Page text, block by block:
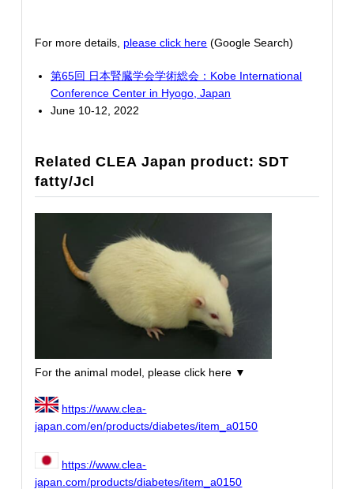
For more details, please click here (Google Search)
第65回 日本腎臓学会学術総会：Kobe International
Conference Center in Hyogo, Japan
June 10-12, 2022
Related CLEA Japan product: SDT
fatty/Jcl
For the animal model, please click here ▼
https://www.clea-
japan.com/en/products/diabetes/item_a0150
https://www.clea-
japan.com/products/diabetes/item_a0150